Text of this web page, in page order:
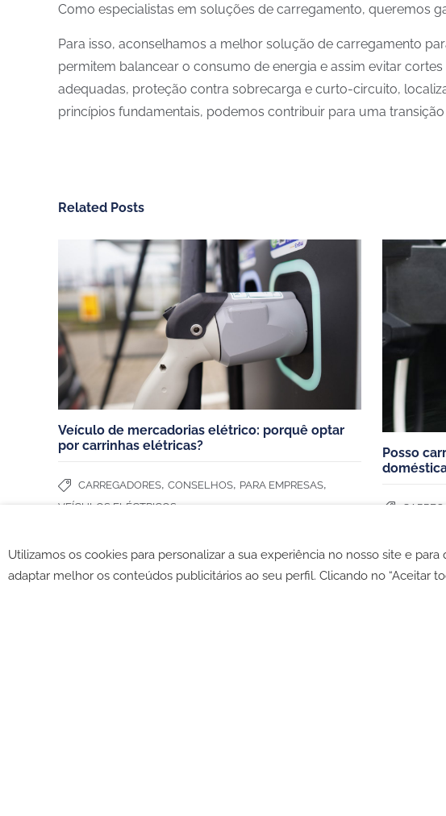
Como especialistas em soluções de carregamento, queremos
Para isso, aconselhamos a melhor solução de carregamento
permitem balancear o consumo de energia e assim evitar
adequadas, proteção contra sobrecarga e curto-circuito,
princípios fundamentais, podemos contribuir para uma
Related Posts
Veículo de mercadorias elétrico: porquê optar
por carrinhas elétricas?
CARREGADORES, CONSELHOS, PARA EMPRESAS,
VEÍCULOS ELÉCTRICOS
Posso
CHARGEGURU – PORTUGAL
Contate-nos
Sobre nós
Para se tornar parceiro
Trabalhe connosco
Português (Portugal)
SERVIÇOS
Moradias
Condominios
Frotas e empresas
Hoteis, restaurantes e
Parceiros de:
-
Utilizamos os cookies para personalizar a sua experiência no nosso site e
adaptar melhor os conteúdos publicitários ao seu perfil. Clicando no “Aceitar